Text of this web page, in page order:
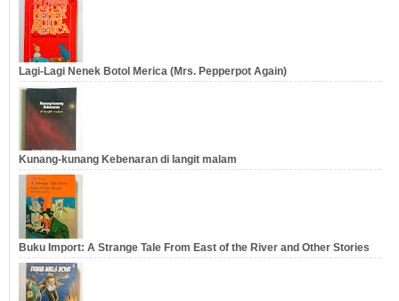
Lagi-Lagi Nenek Botol Merica (Mrs. Pepperpot Again)
Kunang-kunang Kebenaran di langit malam
Buku Import: A Strange Tale From East of the River and Other Stories